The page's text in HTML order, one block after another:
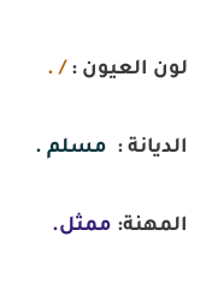
لون العيون : / .
الديانة : مسلم .
المهنة: ممثل.